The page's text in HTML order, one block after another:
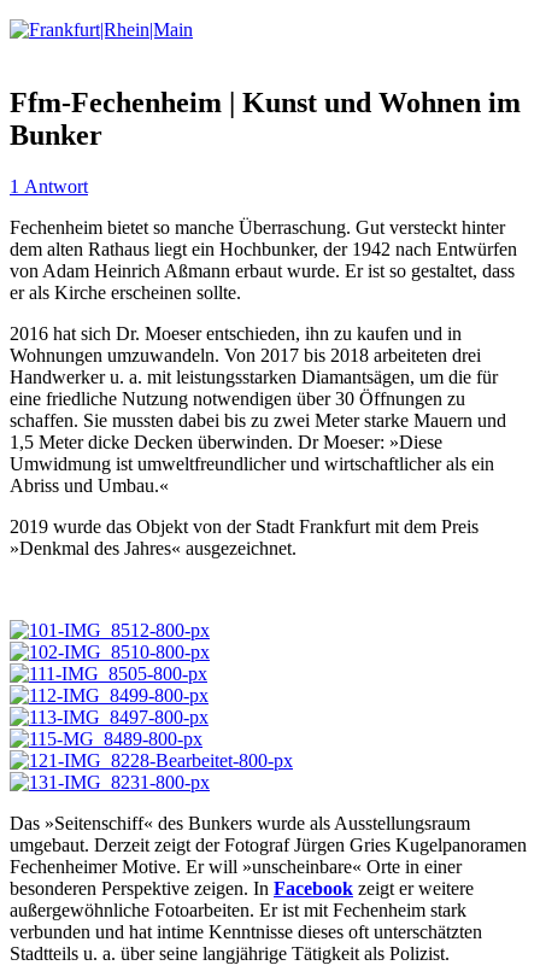
Ffm-Fechenheim | Kunst und Wohnen im
Bunker
1 Antwort
Fechenheim bietet so manche Überraschung. Gut versteckt hinter
dem alten Rathaus liegt ein Hochbunker, der 1942 nach Entwürfen
von Adam Heinrich Aßmann erbaut wurde. Er ist so gestaltet, dass
er als Kirche erscheinen sollte.
2016 hat sich Dr. Moeser entschieden, ihn zu kaufen und in
Wohnungen umzuwandeln. Von 2017 bis 2018 arbeiteten drei
Handwerker u. a. mit leistungsstarken Diamantsägen, um die für
eine friedliche Nutzung notwendigen über 30 Öffnungen zu
schaffen. Sie mussten dabei bis zu zwei Meter starke Mauern und
1,5 Meter dicke Decken überwinden. Dr Moeser: »Diese
Umwidmung ist umweltfreundlicher und wirtschaftlicher als ein
Abriss und Umbau.«
2019 wurde das Objekt von der Stadt Frankfurt mit dem Preis
»Denkmal des Jahres« ausgezeichnet.
Das »Seitenschiff« des Bunkers wurde als Ausstellungsraum
umgebaut. Derzeit zeigt der Fotograf Jürgen Gries Kugelpanoramen
Fechenheimer Motive. Er will »unscheinbare« Orte in einer
besonderen Perspektive zeigen. In Facebook zeigt er weitere
außergewöhnliche Fotoarbeiten. Er ist mit Fechenheim stark
verbunden und hat intime Kenntnisse dieses oft unterschätzten
Stadtteils u. a. über seine langjährige Tätigkeit als Polizist.